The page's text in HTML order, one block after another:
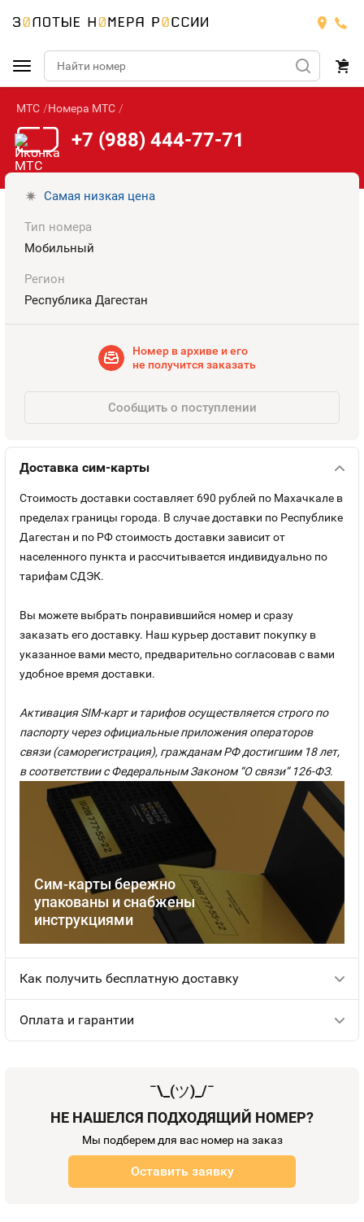
Подобрать номер
МТС
МТС
Номера
Билайн
БИЛАЙН
Номера
Мегафон
МЕГАФОН
Тарифы
Йота
Устройства
МТС Номера МТС
+7 (988) 444-77-71
Самая низкая цена
Тип номера
Мобильный
Регион
Республика Дагестан
Номер в архиве и его
не получится заказать
Сообщить о поступлении
Доставка сим-карты
Сим-карты бережно
упакованы и снабжены
инструкциями
Стоимость доставки составляет 690 рублей по Махачкале в
пределах границы города. В случае доставки по Республике
Дагестан и по РФ стоимость доставки зависит от
населенного пункта и рассчитывается индивидуально по
тарифам СДЭК.
Вы можете выбрать понравившийся номер и сразу
заказать его доставку. Наш курьер доставит покупку в
указанное вами место, предварительно согласовав с вами
удобное время доставки.
Активация SIM-карт и тарифов осуществляется строго по
паспорту через официальные приложения операторов
связи (саморегистрация), гражданам РФ достигшим 18 лет,
в соответствии с Федеральным Законом “О связи” 126-ФЗ.
Как получить бесплатную доставку
Оплата и гарантии
¯\_(ツ)_/¯
НЕ НАШЕЛСЯ ПОДХОДЯЩИЙ НОМЕР?
Мы подберем для вас номер на заказ
Оставить заявку